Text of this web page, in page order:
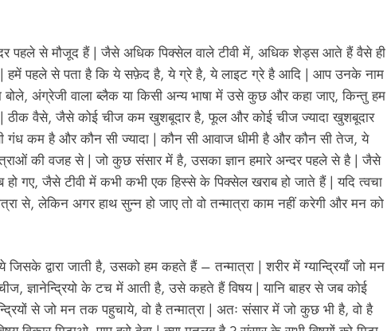
पहले से मौजूद हैं | जैसे अधिक पिक्सेल वाले टीवी में, अधिक शेड्स आते हैं वैसे ही
| हमें पहले से पता है कि ये सफ़ेद है, ये ग्रे है, ये लाइट ग्रे है आदि | आप उनके नाम
अंग्रेजी वाला ब्लैक या किसी अन्य भाषा में उसे कुछ और कहा जाए, किन्तु हम
वैसे, जैसे कोई चीज कम खुशबूदार है, फूल और कोई चीज ज्यादा खुशबूदार
गंध कम है और कौन सी ज्यादा | कौन सी आवाज धीमी है और कौन सी तेज, ये
की वजह से | जो कुछ संसार में है, उसका ज्ञान हमारे अन्दर पहले से है | जैसे
हो गए, जैसे टीवी में कभी कभी एक हिस्से के पिक्सेल खराब हो जाते हैं | यदि त्वचा
से, लेकिन अगर हाथ सुन्न हो जाए तो वो तन्मात्रा काम नहीं करेगी और मन को
द्वारा जाती है, उसको हम कहते हैं – तन्मात्रा | शरीर में ग्यान्द्रियाँ जो मन
ज्ञानेन्द्रियो के टच में आती है, उसे कहते हैं विषय | यानि बाहर से जब कोई
से जो मन तक पहुचाये, वो है तन्मात्रा | अतः संसार में जो कुछ भी है, वो है